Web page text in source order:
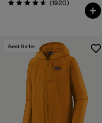
Valoración: 4.6 / 5
(1920Comentarios
)
Best Seller